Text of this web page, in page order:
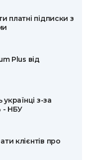
платні підписки з
Plus від
з-за
- НБУ
клієнтів про